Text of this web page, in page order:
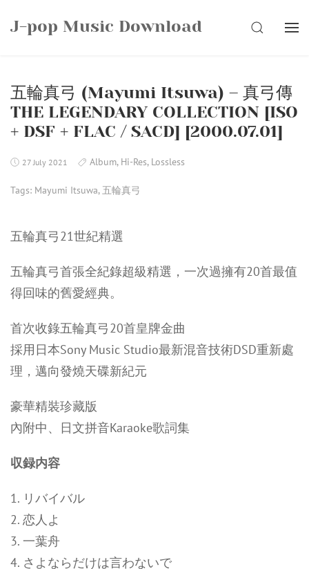
J-pop Music Download SEARCH
五輪真弓 (Mayumi Itsuwa) – 真弓傳
THE LEGENDARY COLLECTION [ISO
+ DSF + FLAC / SACD] [2000.07.01]
27 July 2021 Album, Hi-Res, Lossless
Tags: Mayumi Itsuwa, 五輪真弓
五輪真弓21世紀精選
五輪真弓首張全紀錄超級精選，一次過擁有20首最值
得回味的舊愛經典。
首次收錄五輪真弓20首皇牌金曲
採用日本Sony Music Studio最新混音技術DSD重新處
理，邁向發燒天碟新紀元
豪華精裝珍藏版
內附中、日文拼音Karaoke歌詞集
収録内容
1. リバイバル
2. 恋人よ
3. 一葉舟
4. さよならだけは言わないで